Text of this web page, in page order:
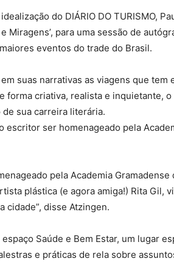
do DIÁRIO DO TURISMO,
Miragens’, para uma sessão de
eventos do trade do Brasil.
suas narrativas as viagens que tem
forma criativa, realista e inquietante,
sua carreira literária.
escritor ser homenageado pela
pela Academia
plástica (e agora amiga!) Rita Gil,
cidade”, disse Atzingen.
Saúde e Bem Estar, um lugar
e práticas de rela sobre